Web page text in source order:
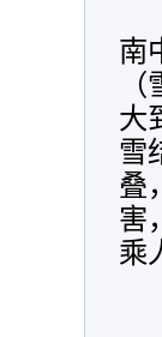
南
大
雪
叠
害
乘